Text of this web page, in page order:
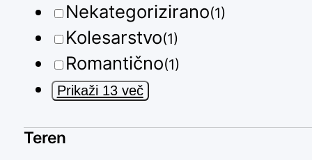
Nekategorizirano(1)
Kolesarstvo(1)
Romantično(1)
Prikaži 13 več
Teren